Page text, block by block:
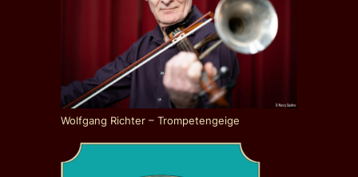
Wolfgang Richter – Trompetengeige